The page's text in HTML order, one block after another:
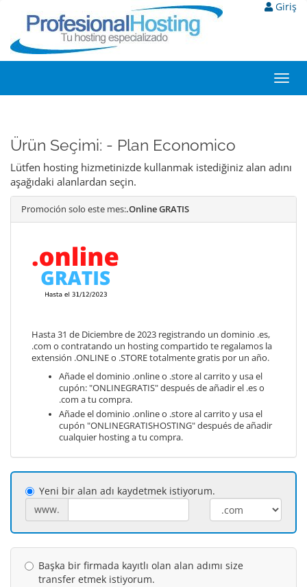
Giriş
Ürün Seçimi: - Plan Economico
Lütfen hosting hizmetinizde kullanmak istediğiniz alan adını
aşağıdaki alanlardan seçin.
Promoción solo este mes:.Online GRATIS
Hasta 31 de Diciembre de 2023 registrando un dominio .es,
.com o contratando un hosting compartido te regalamos la
extensión .ONLINE o .STORE totalmente gratis por un año.
Añade el dominio .online o .store al carrito y usa el
cupón: "ONLINEGRATIS" después de añadir el .es o
.com a tu compra.
Añade el dominio .online o .store al carrito y usa el
cupón "ONLINEGRATISHOSTING" después de añadir
cualquier hosting a tu compra.
Yeni bir alan adı kaydetmek istiyorum.
www.
Başka bir firmada kayıtlı olan alan adımı size
transfer etmek istiyorum.